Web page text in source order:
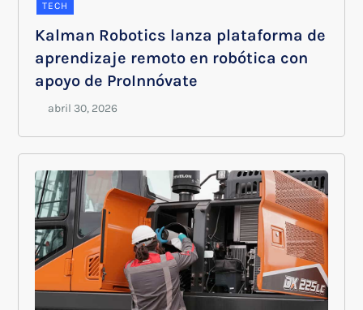
TECH
Kalman Robotics lanza plataforma de
aprendizaje remoto en robótica con
apoyo de ProInnóvate